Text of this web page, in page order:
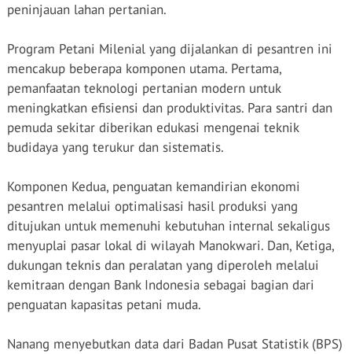
peninjauan lahan pertanian.
Program Petani Milenial yang dijalankan di pesantren ini
mencakup beberapa komponen utama. Pertama,
pemanfaatan teknologi pertanian modern untuk
meningkatkan efisiensi dan produktivitas. Para santri dan
pemuda sekitar diberikan edukasi mengenai teknik
budidaya yang terukur dan sistematis.
Komponen Kedua, penguatan kemandirian ekonomi
pesantren melalui optimalisasi hasil produksi yang
ditujukan untuk memenuhi kebutuhan internal sekaligus
menyuplai pasar lokal di wilayah Manokwari. Dan, Ketiga,
dukungan teknis dan peralatan yang diperoleh melalui
kemitraan dengan Bank Indonesia sebagai bagian dari
penguatan kapasitas petani muda.
Nanang menyebutkan data dari Badan Pusat Statistik (BPS)